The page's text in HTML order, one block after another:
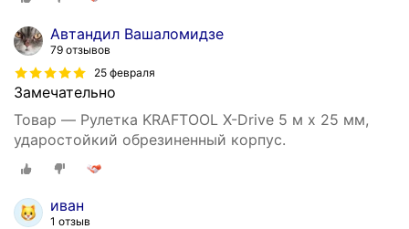
Автандил Вашаломидзе
79 отзывов
25 февраля
Замечательно
Товар — Рулетка KRAFTOOL X-Drive 5 м х 25 мм,
ударостойкий обрезиненный корпус.
иван
1 отзыв